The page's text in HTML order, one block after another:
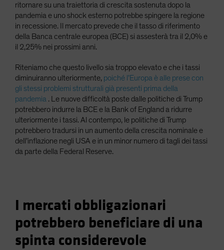
ritornare su una traiettoria di crescita sostenuta dopo la
pandemia e uno shock esterno potrebbe spingere la regione
in recessione. Il mercato prevede che il tasso di riferimento
della Banca centrale europea (BCE) si assesterà tra il 2,0% e
il 2,25% nei prossimi anni.
Riteniamo che questo livello sia troppo elevato e che i tassi
diminuiranno ulteriormente, poiché l’Europa è alle prese con
gli stessi problemi strutturali già presenti prima della
pandemia . Le nuove difficoltà poste dalle politiche di Trump
potrebbero indurre la BCE e la Bank of England a ridurre
ulteriormente i tassi. Al contempo, le politiche di Trump
potrebbero tradursi in un aumento della crescita nominale e
dell’inflazione negli USA e in un minor numero di tagli dei tassi
da parte della Federal Reserve.
I mercati obbligazionari
potrebbero beneficiare di una
spinta considerevole